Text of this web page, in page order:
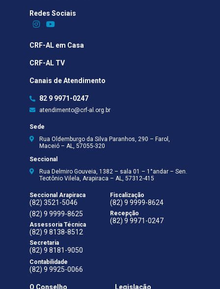
Redes Sociais​
CRF-AL em Casa
CRF-AL TV
Canais de Atendimento
82 9 9971-0247
atendimento@crf-al.org.br
Sede
Rua Oldemburgo da Silva Paranhos, 290 – Farol,
Maceió – AL, 57055-320
Seccional
Rua Delmiro Gouveia, 1382 – sala 01 – 1°andar – Sen.
Teotônio Vilela, Arapiraca – AL, 57312-415
Seccional Arapiraca
(82) 3521-5046
(82) 9 9999-8625
Assessoria Técnica
(82) 9 8138-8512
Secretaria
(82) 9 8181-9050
Contabilidade
(82) 9 9925-0066
Fiscalização
(82) 9 9999-8624
Recepção
(82) 9 9971-0247
O Conselho Legislação